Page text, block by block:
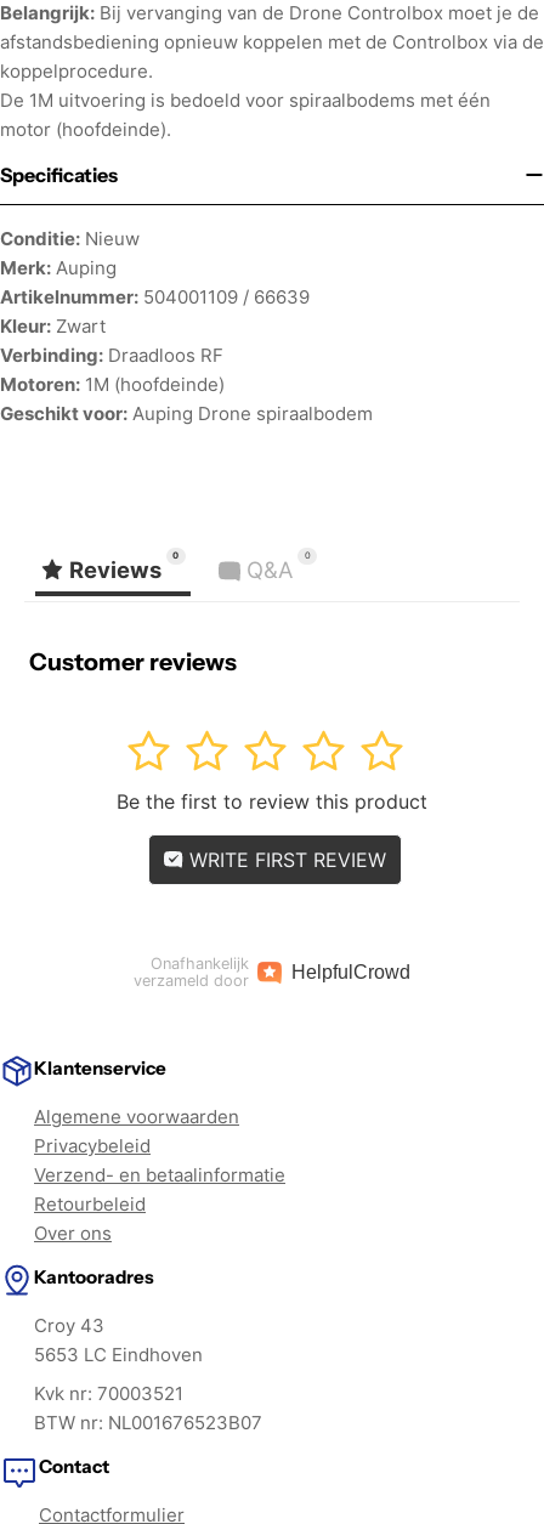
Belangrijk: Bij vervanging van de Drone Controlbox moet je de
afstandsbediening opnieuw koppelen met de Controlbox via de
koppelprocedure.
De 1M uitvoering is bedoeld voor spiraalbodems met één
motor (hoofdeinde).
Specificaties
Conditie: Nieuw
Merk: Auping
Artikelnummer: 504001109 / 66639
Kleur: Zwart
Verbinding: Draadloos RF
Motoren: 1M (hoofdeinde)
Geschikt voor: Auping Drone spiraalbodem
Reviews
0
Q&A
0
Customer reviews
5
4
3
2
1
Be the first to review this product
WRITE FIRST REVIEW
Onafhankelijk
verzameld door
Helpful Crowd
Klantenservice
Algemene voorwaarden
Privacybeleid
Verzend- en betaalinformatie
Retourbeleid
Over ons
Kantooradres
Croy 43
5653 LC Eindhoven
Kvk nr: 70003521
BTW nr: NL001676523B07
Contact
Contactformulier